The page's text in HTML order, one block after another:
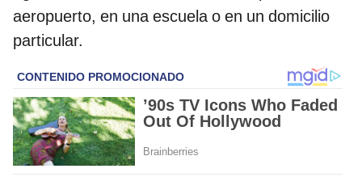
aeropuerto, en una escuela o en un domicilio
particular.